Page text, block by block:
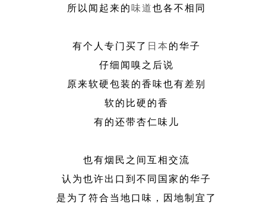
所以闻起来的味道也各不相同
有个人专门买了 日本的华子
仔细闻嗅之后说
原来软硬包装的香味也有差别
软的比硬的香
有的还带杏仁味儿
也有烟民之间互相交流
认为也许出口到不同国家的华子
是为了符合当地口味，因地制宜了